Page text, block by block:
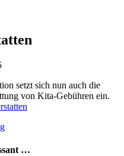
setzt sich nun auch die
von Kita-Gebühren ein.
…